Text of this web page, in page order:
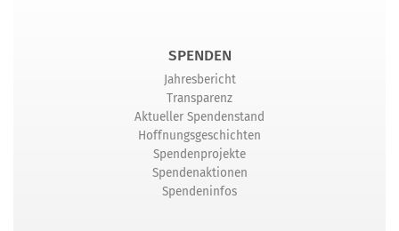
SPENDEN
Jahresbericht
Transparenz
Aktueller Spendenstand
Hoffnungsgeschichten
Spendenprojekte
Spendenaktionen
Spendeninfos